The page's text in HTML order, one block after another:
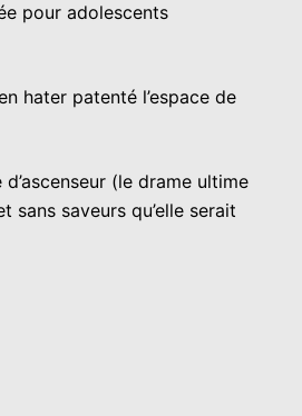
pour adolescents
hater patenté l’espace de
(le drame ultime
sans saveurs qu’elle serait